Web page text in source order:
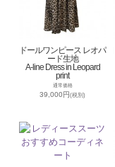
ドールワンピース レオパ
ード生地
A-line Dress in Leopard
print
通常価格
39,000円(税別)